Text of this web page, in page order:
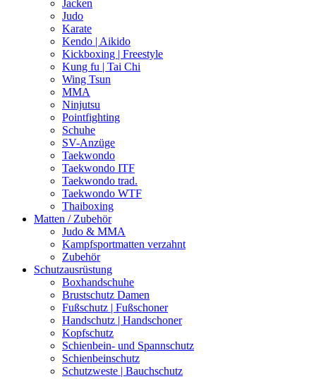
Jacken
Judo
Karate
Kendo | Aikido
Kickboxing | Freestyle
Kung fu | Tai Chi
Wing Tsun
MMA
Ninjutsu
Pointfighting
Schuhe
SV-Anzüge
Taekwondo
Taekwondo ITF
Taekwondo trad.
Taekwondo WTF
Thaiboxing
Matten / Zubehör
Judo & MMA
Kampfsportmatten verzahnt
Zubehör
Schutzausrüstung
Boxhandschuhe
Brustschutz Damen
Fußschutz | Fußschoner
Handschutz | Handschoner
Kopfschutz
Schienbein- und Spannschutz
Schienbeinschutz
Schutzweste | Bauchschutz